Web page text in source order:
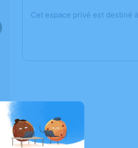
Cet espace privé est destiné